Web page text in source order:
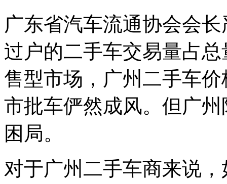
广东省汽车流通协会会
过户的二手车交易量占
售型市场，广州二手车
市批车俨然成风。但广
困局。
对于广州二手车商来说